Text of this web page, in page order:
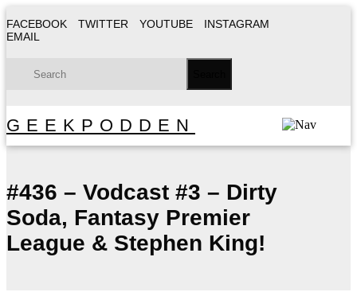
FACEBOOK TWITTER YOUTUBE
INSTAGRAM
EMAIL
GEEKPODDEN
#436 – Vodcast #3 – Dirty
Soda, Fantasy Premier
League & Stephen King!